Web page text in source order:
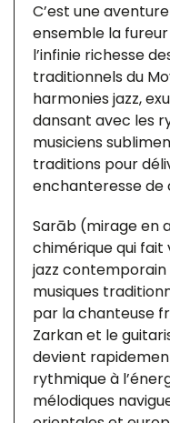
C’est une
ensemble la
l’infinie richesse
traditionnels du
harmonies jazz,
dansant avec les
musiciens
traditions pour
enchanteresse de
Sarāb (mirage en
chimérique qui fait
jazz contemporain
musiques
par la chanteuse
Zarkan et le
devient
rythmique à
mélodiques